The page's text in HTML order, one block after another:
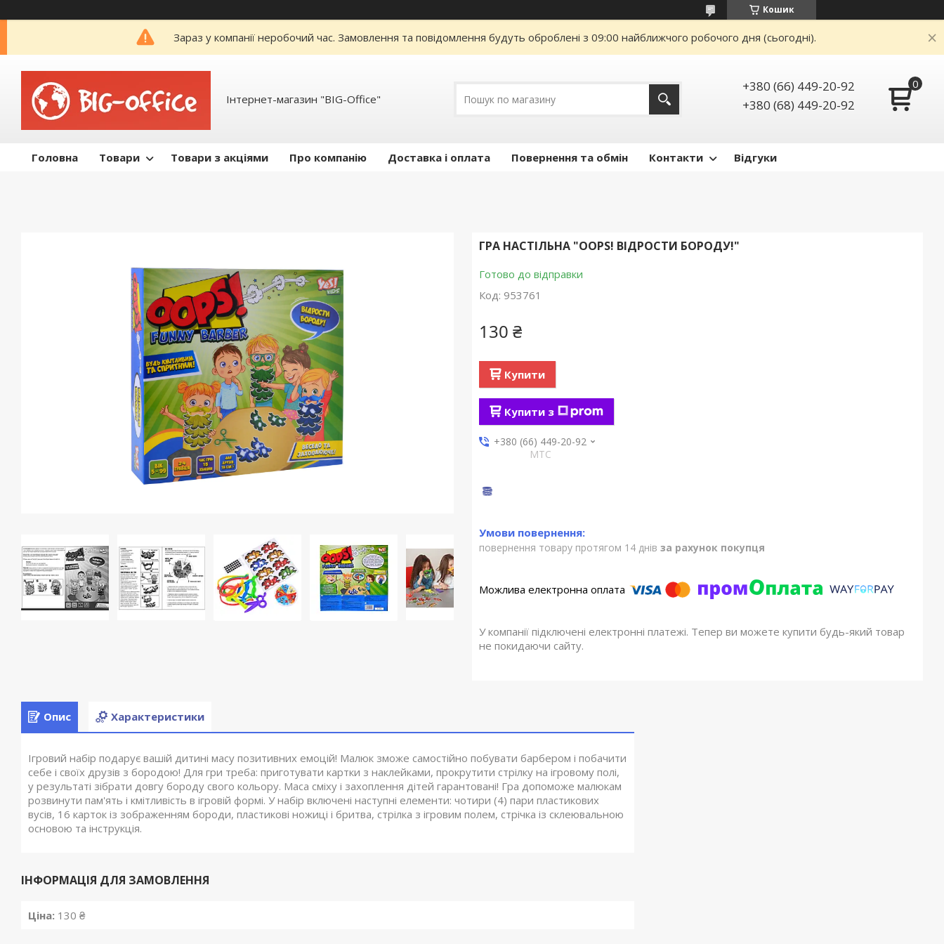
Кошик
Зараз у компанії неробочий час. Замовлення та повідомлення будуть оброблені з 09:00 найближчого робочого дня (сьогодні).
Інтернет-магазин "BIG-Office"
+380 (66) 449-20-92
+380 (68) 449-20-92
Головна Товари Товари з акціями Про компанію Доставка і оплата Повернення та обмін Контакти Відгуки
ГРА НАСТІЛЬНА "OOPS! ВІДРОСТИ БОРОДУ!"
Готово до відправки
Код: 953761
130 ₴
Купити
Купити з
+380 (66) 449-20-92
МТС
повернення товару протягом 14 днів за рахунок покупця
У компанії підключені електронні платежі. Тепер ви можете купити будь-який товар
не покидаючи сайту.
Опис Характеристики
Ігровий набір подарує вашій дитині масу позитивних емоцій! Малюк зможе самостійно побувати барбером і побачити
себе і своїх друзів з бородою! Для гри треба: приготувати картки з наклейками, прокрутити стрілку на ігровому полі,
у результаті зібрати довгу бороду свого кольору. Маса сміху і захоплення дітей гарантовані! Гра допоможе малюкам
розвинути пам'ять і кмітливість в ігровій формі. У набір включені наступні елементи: чотири (4) пари пластикових
вусів, 16 карток із зображенням бороди, пластикові ножиці і бритва, стрілка з ігровим полем, стрічка із склеювальною
основою та інструкція.
ІНФОРМАЦІЯ ДЛЯ ЗАМОВЛЕННЯ
Ціна: 130 ₴